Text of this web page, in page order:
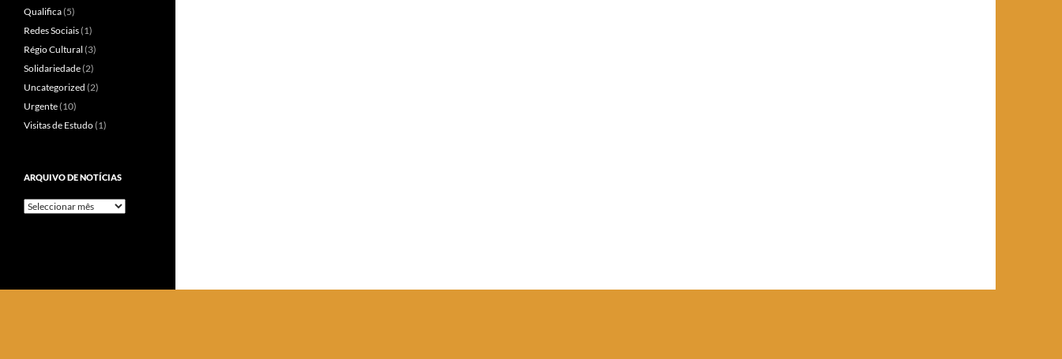
Qualifica(5)
Redes Sociais(1)
Régio Cultural (3)
Solidariedade(2)
Uncategorized (2)
Urgente(10)
Visitas de Estudo(1)
ARQUIVO DE NOTÍCIAS
Arquivo